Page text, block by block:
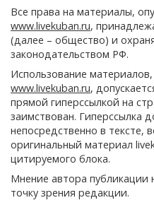
Все права на материалы,
www.livekuban.ru,
(далее – общество) и
законодательством РФ.
Использование
www.livekuban.ru,
прямой гиперссылкой на
заимствован. Гиперссылка
непосредственно в тексте,
оригинальный материал
цитируемого блока.
Мнение автора публикации
точку зрения редакции.